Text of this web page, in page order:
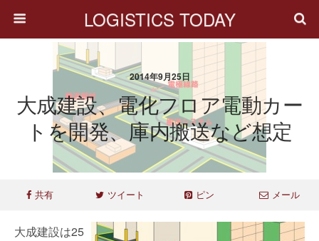
LOGISTICS TODAY
2014年9月25日
大成建設、電化フロア電動カー
トを開発、庫内搬送など想定
共有 ツイート ピン メール
大成建設は25